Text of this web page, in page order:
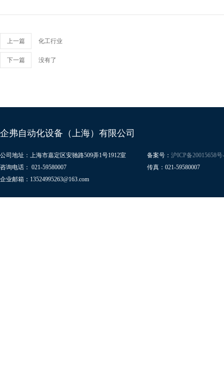
上一篇 化工行业
下一篇 没有了
企弗自动化设备（上海）有限公司
公司地址：上海市嘉定区安驰路509弄1号1912室 备案号： 沪ICP备20015658号
咨询电话： 021-59580007
传真：021-59580007
企业邮箱：13524995263@163.com